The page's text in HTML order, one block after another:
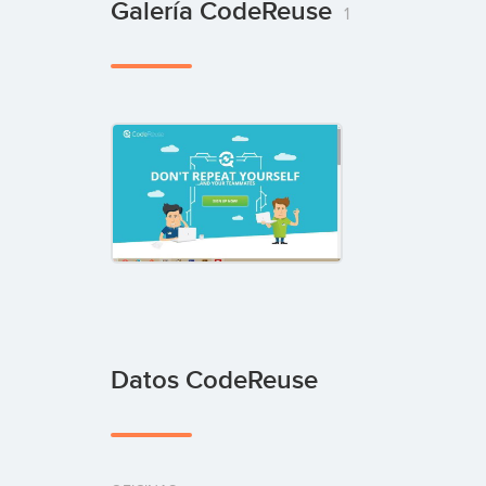
Galería CodeReuse 1
Datos CodeReuse